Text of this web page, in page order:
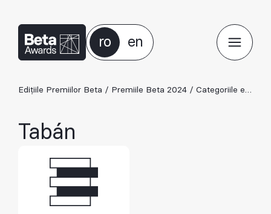
ro en
Edițiile Premiilor Beta / Premiile Beta 2024 / Categoriile ediției 2024
Tabán